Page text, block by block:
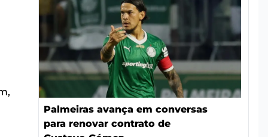
Palmeiras avança em conversas
para renovar contrato de